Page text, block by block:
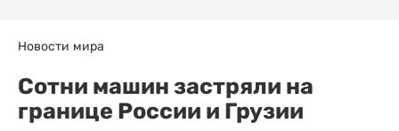
Новости мира
Сотни машин застряли на
границе России и Грузии